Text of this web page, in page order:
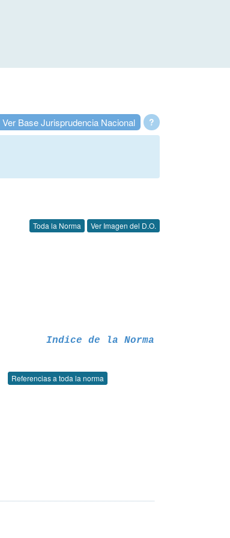
?
Ver Base Jurisprudencia Nacional
Toda la Norma Ver Imagen del D.O.
Indice de la Norma
Referencias a toda la norma